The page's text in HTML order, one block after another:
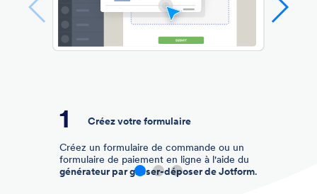
Intégrez
Square ou Stripe Checkout pour
activer Apple Paysur votre formulaire.